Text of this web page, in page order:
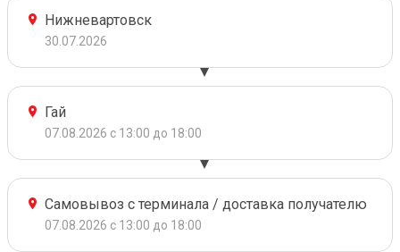
Нижневартовск
30.07.2026
Гай
07.08.2026 с 13:00 до 18:00
Самовывоз с терминала / доставка получателю
07.08.2026 с 13:00 до 18:00